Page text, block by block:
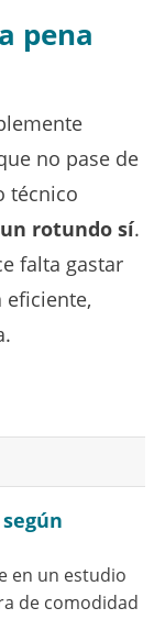
pena
no pase de
técnico
rotundo sí.
falta gastar
eficiente,
en un estudio
de comodidad